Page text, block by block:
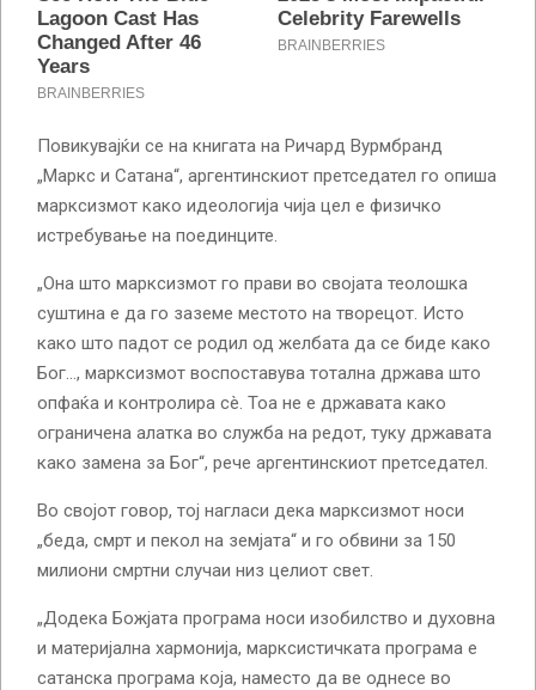
Повикувајќи се на книгата на Ричард Вурмбранд
„Маркс и Сатана“, аргентинскиот претседател го опиша
марксизмот како идеологија чија цел е физичко
истребување на поединците.
„Она што марксизмот го прави во својата теолошка
суштина е да го заземе местото на творецот. Исто
како што падот се родил од желбата да се биде како
Бог…, марксизмот воспоставува тотална држава што
опфаќа и контролира сè. Тоа не е државата како
ограничена алатка во служба на редот, туку државата
како замена за Бог“, рече аргентинскиот претседател.
Во својот говор, тој нагласи дека марксизмот носи
„беда, смрт и пекол на земјата“ и го обвини за 150
милиони смртни случаи низ целиот свет.
„Додека Божјата програма носи изобилство и духовна
и материјална хармонија, марксистичката програма е
сатанска програма која, наместо да ве однесе во